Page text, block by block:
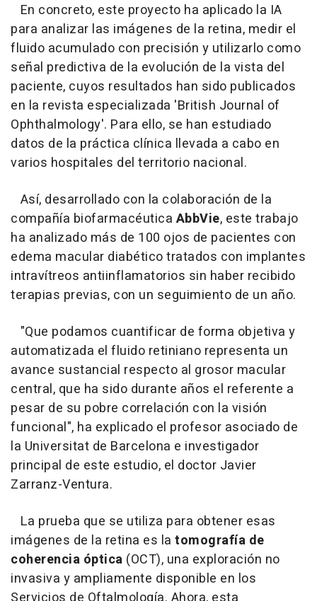
En concreto, este proyecto ha aplicado la IA
para analizar las imágenes de la retina, medir el
fluido acumulado con precisión y utilizarlo como
señal predictiva de la evolución de la vista del
paciente, cuyos resultados han sido publicados
en la revista especializada 'British Journal of
Ophthalmology'. Para ello, se han estudiado
datos de la práctica clínica llevada a cabo en
varios hospitales del territorio nacional.
Así, desarrollado con la colaboración de la
compañía biofarmacéutica AbbVie, este trabajo
ha analizado más de 100 ojos de pacientes con
edema macular diabético tratados con implantes
intravítreos antiinflamatorios sin haber recibido
terapias previas, con un seguimiento de un año.
"Que podamos cuantificar de forma objetiva y
automatizada el fluido retiniano representa un
avance sustancial respecto al grosor macular
central, que ha sido durante años el referente a
pesar de su pobre correlación con la visión
funcional", ha explicado el profesor asociado de
la Universitat de Barcelona e investigador
principal de este estudio, el doctor Javier
Zarranz-Ventura.
La prueba que se utiliza para obtener esas
imágenes de la retina es la tomografía de
coherencia óptica (OCT), una exploración no
invasiva y ampliamente disponible en los